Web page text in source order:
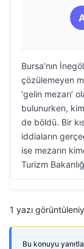
Bursa’nın
çözülemeyen
‘gelin mezarı’
bulunurken,
de böldü. Bir
iddiaların
ise mezarın
Turizm
1 yazı
Bu konuyu